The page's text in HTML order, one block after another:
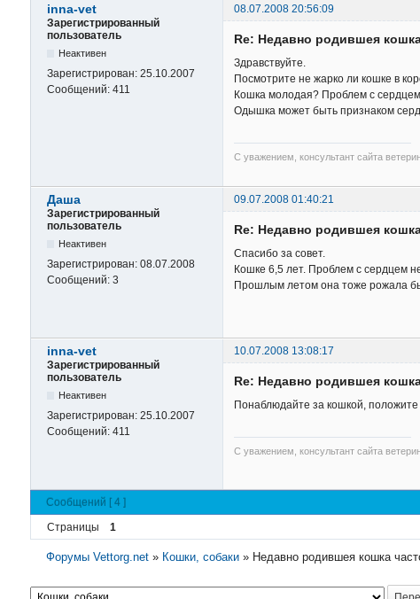
inna-vet
08.07.2008 20:56:09
Зарегистрированный
пользователь
Неактивен
Зарегистрирован: 25.10.2007
Сообщений: 411
Re: Недавно родившея
Здравствуйте.
Посмотрите не жарко ли кошке в
Кошка молодая? Проблем с
Одышка может быть признаком
С уважением, консультант сайта
Даша
09.07.2008 01:40:21
Зарегистрированный
пользователь
Неактивен
Зарегистрирован: 08.07.2008
Сообщений: 3
Re: Недавно родившея
Спасибо за совет.
Кошке 6,5 лет. Проблем с сердцем
Прошлым летом она тоже рожала
inna-vet
10.07.2008 13:08:17
Зарегистрированный
пользователь
Неактивен
Зарегистрирован: 25.10.2007
Сообщений: 411
Re: Недавно родившея
Понаблюдайте за кошкой,
С уважением, консультант сайта
Сообщений [ 4 ]
Страницы
1
Форумы Vettorg.net » Кошки, собаки » Недавно родившея кошка